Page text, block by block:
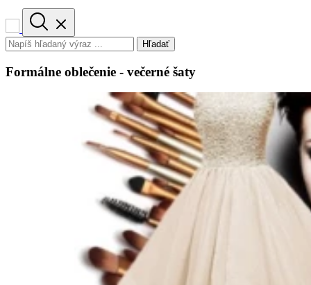
Hľadať
Formálne oblečenie - večerné šaty